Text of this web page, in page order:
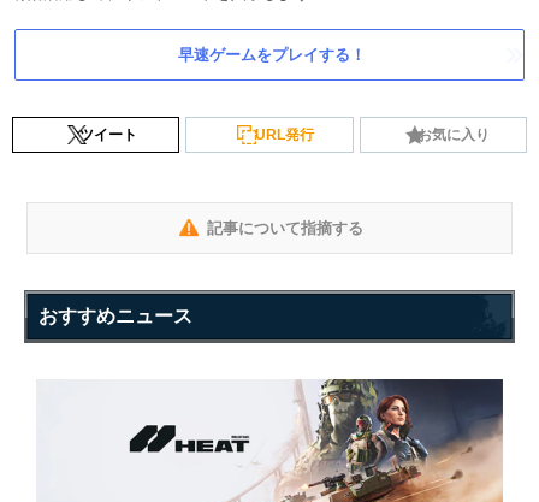
早速ゲームをプレイする！
ツイート URL発行 お気に入り
記事について指摘する
おすすめニュース